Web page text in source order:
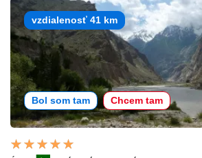
vzdialenosť 41 km
Bol som tam Chcem tam